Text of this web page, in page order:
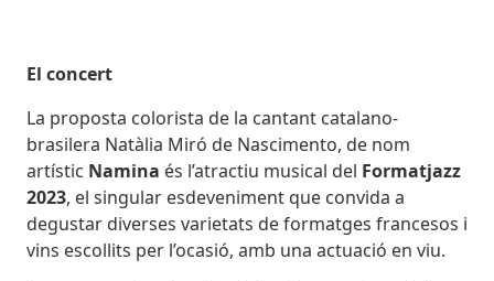
El concert
La proposta colorista de la cantant catalano-
brasilera Natàlia Miró de Nascimento, de nom
artístic Namina és l’atractiu musical del Formatjazz
2023, el singular esdeveniment que convida a
degustar diverses varietats de formatges francesos i
vins escollits per l’ocasió, amb una actuació en viu.